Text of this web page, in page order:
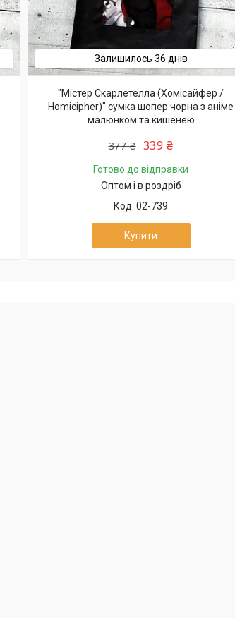
Залишилось 36 днів
"Містер Скарлетелла (Хомісайфер /
Homicipher)" сумка шопер чорна з аніме
малюнком та кишенею
377 ₴ 339 ₴
Готово до відправки
Оптом і в роздріб
02-739
Купити